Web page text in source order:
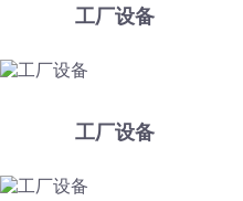
工厂设备
工厂设备